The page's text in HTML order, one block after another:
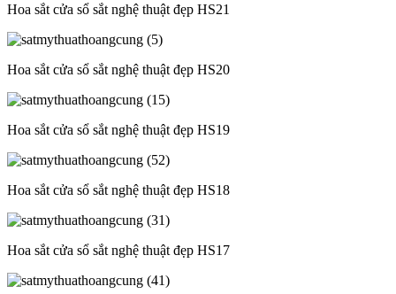
Hoa sắt cửa sổ sắt nghệ thuật đẹp HS21
Hoa sắt cửa sổ sắt nghệ thuật đẹp HS20
Hoa sắt cửa sổ sắt nghệ thuật đẹp HS19
Hoa sắt cửa sổ sắt nghệ thuật đẹp HS18
Hoa sắt cửa sổ sắt nghệ thuật đẹp HS17